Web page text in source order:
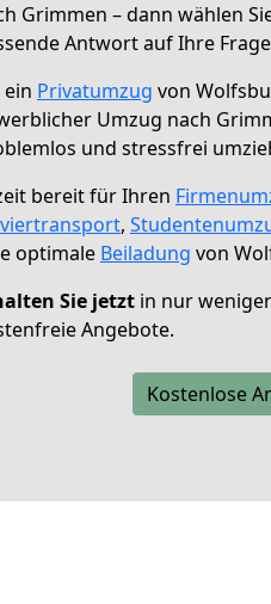
Grimmen – dann wählen
Antwort auf Ihre
ein Privatumzug von
Umzug nach
und stressfrei
bereit für Ihren
,
optimale Beiladung von
Sie jetzt in nur
Angebote.
Kostenlose